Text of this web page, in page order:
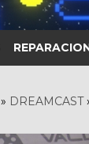
» DREAMCAST